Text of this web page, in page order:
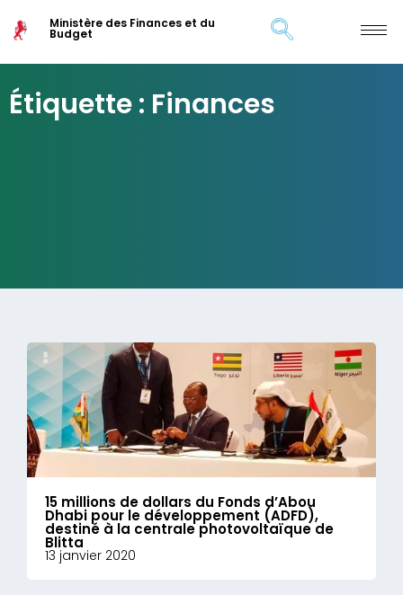
Ministère des Finances et du
Budget
Étiquette : Finances
15 millions de dollars du Fonds d’Abou
Dhabi pour le développement (ADFD),
destiné à la centrale photovoltaïque de
Blitta
13 janvier 2020